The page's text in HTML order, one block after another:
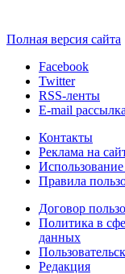
Полная версия сайта
Facebook
Twitter
RSS-ленты
E-mail рассылка
Контакты
Реклама на
Правила
Договор
Политика в
данных
Редакция